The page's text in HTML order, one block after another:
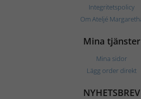
Integritetspolicy
Om Ateljé
Mina tjänster
Mina sidor
Lägg order direkt
NYHETSBREV